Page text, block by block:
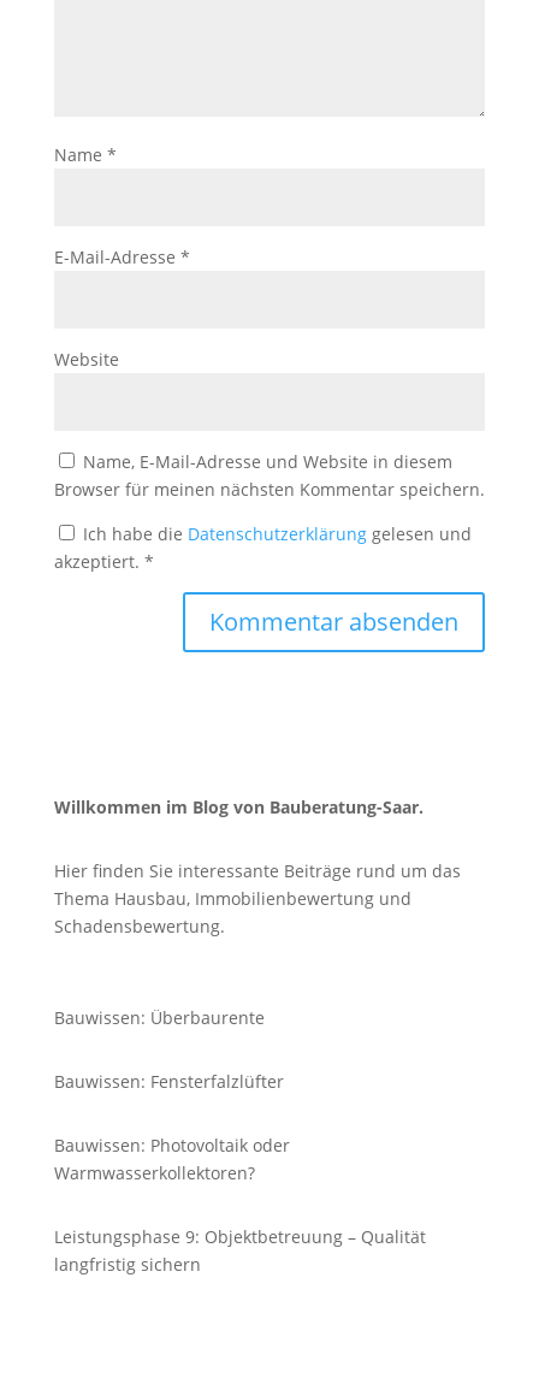
Name *
E-Mail-Adresse *
Website
Name, E-Mail-Adresse und Website in diesem
Browser für meinen nächsten Kommentar speichern.
Ich habe die Datenschutzerklärung gelesen und
akzeptiert. *
Willkommen im Blog von Bauberatung-Saar.
Hier finden Sie interessante Beiträge rund um das
Thema Hausbau, Immobilienbewertung und
Schadensbewertung.
Bauwissen: Überbaurente
Bauwissen: Fensterfalzlüfter
Bauwissen: Photovoltaik oder
Warmwasserkollektoren?
Leistungsphase 9: Objektbetreuung – Qualität
langfristig sichern